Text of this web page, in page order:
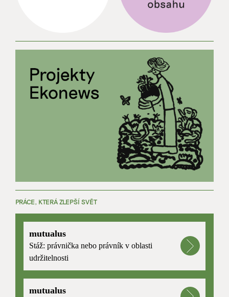
PRÁCE, KTERÁ ZLEPŠÍ SVĚT
mutualus
Stáž: právnička nebo právník v oblasti
udržitelnosti
mutualus